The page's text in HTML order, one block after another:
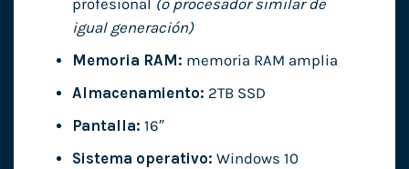
profesional (o procesador similar de
igual generación)
Memoria RAM: memoria RAM amplia
Almacenamiento: 2TB SSD
Pantalla: 16″
Sistema operativo: Windows 10